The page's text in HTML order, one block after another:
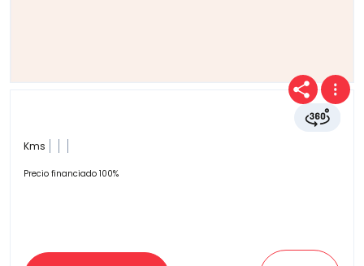
Kms
Precio financiado 100%